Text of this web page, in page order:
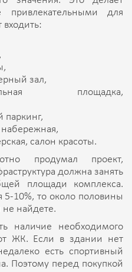
для
зал,
площадка,
салон красоты.
продумал проект,
должна занять
площади комплекса.
10%, то около половины
не найдете.
наличие необходимого
ЖК. Если в здании нет
есть спортивный
Поэтому перед покупкой